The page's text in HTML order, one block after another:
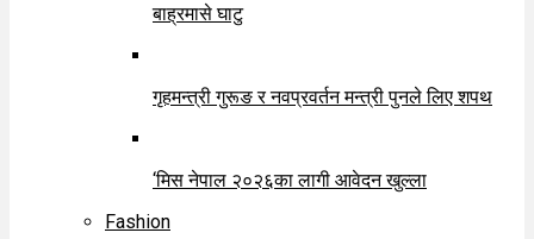
बाह्रमासे घाटु
गृहमन्त्री गुरूङ र नवप्रवर्तन मन्त्री पुनले लिए शपथ
‘मिस नेपाल २०२६का लागी आवेदन खुल्ला
Fashion